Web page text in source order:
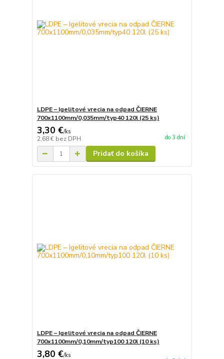
LDPE – Igelitové vrecia na odpad ČIERNE
700x1100mm/0,035mm/typ40 120l (25 ks)
3,30 €/ks
2,68 € bez DPH do 3 dní
Pridať do košíka
LDPE – Igelitové vrecia na odpad ČIERNE
700x1100mm/0,10mm/typ100 120l (10 ks)
3,80 €/ks